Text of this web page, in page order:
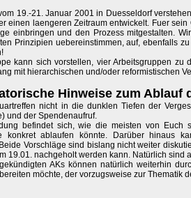
19.-21. Januar 2001 in Duesseldorf
einen laengeren Zeitraum entwickelt. Fuer
einbringen und den Prozess mitgestalten.
Prinzipien uebereinstimmen, auf, ebenfalls
kann sich vorstellen, vier Arbeitsgruppen zu
mit hierarchischen und/oder reformistischen
Hinweise zum Ablauf
nicht in die dunklen Tiefen der
und der Spendenaufruf.
befindet sich, wie die meisten von Euch
konkret ablaufen könnte. Darüber hinaus
Vorschläge sind bislang nicht weiter
19.01. nachgeholt werden kann. Natürlich sind
AKs können natürlich weiterhin
möchte, der vorzugsweise zur Thematik